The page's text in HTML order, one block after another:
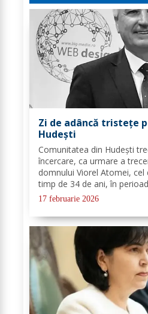
Zi de adâncă tristețe
Hudești
Comunitatea din Hudești
încercare, ca urmare a
domnului Viorel Atomei,
timp de 34 de ani, în
ultima perioadă s-a
sănătate, vestea dispariției
17 februarie 2026